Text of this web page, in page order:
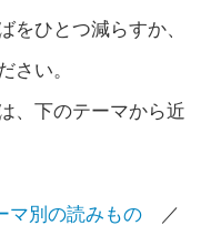
をひとつ減らすか、
さい。
、下のテーマから近
マ別の読みもの ／